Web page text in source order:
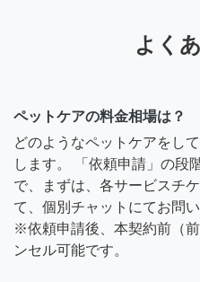
よく
ペットケアの料金相場は？
どのようなペットケアをし
します。 「依頼申請」の段
で、まずは、各サービスチ
て、個別チャットにてお問
※依頼申請後、本契約前（
ンセル可能です。